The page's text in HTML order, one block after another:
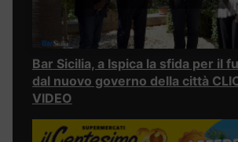
Bar Sicilia, a Ispica la sfida per il
dal nuovo governo della città
VIDEO